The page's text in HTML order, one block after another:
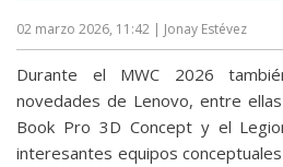
02 marzo 2026, 11:42 | Jonay Estévez
Durante el MWC 2026
novedades de Lenovo, entre
Book Pro 3D Concept y el
interesantes equipos